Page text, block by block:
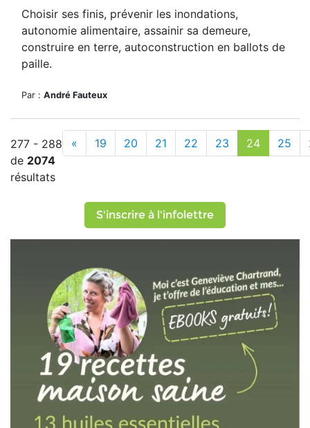
Choisir ses finis, prévenir les inondations,
autonomie alimentaire, assainir sa demeure,
construire en terre, autoconstruction en ballots de
paille.
Par : André Fauteux
277 - 288
de 2074
résultats
« 19 20 21 22 23 24 25
S'inscrire à l'infolettre